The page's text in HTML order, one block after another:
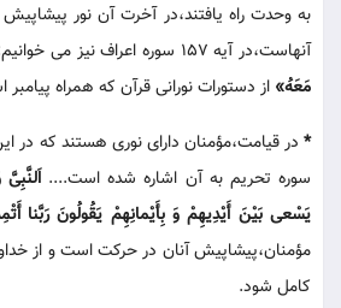
به وحدت راه یافتند،در آخرت آن نور
آنهاست،در آیه 157 سوره اعراف نیز می خوانیم:
مَعَهُ» از دستورات نورانی قرآن که همراه
* در قیامت،مؤمنان دارای نوری هستند که در
سوره تحریم به آن اشاره شده است....
یَسْعی بَیْنَ أَیْدِیهِمْ وَ بِأَیْمانِهِمْ یَقُولُونَ رَبَّنا
مؤمنان،پیشاپیش آنان در حرکت است و از
کامل شود.